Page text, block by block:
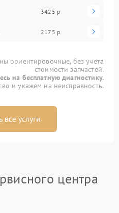
3425 р
2175 р
ориентировочные, без учета
стоимости запчастей.
на бесплатную диагностику.
и укажем на неисправность.
все услуги
центра